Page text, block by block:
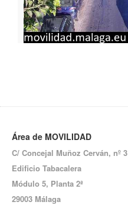
Área de MOVILIDAD
C/ Concejal Muñoz Cerván, nº 3
Edificio Tabacalera
Módulo 5, Planta 2ª
29003 Málaga